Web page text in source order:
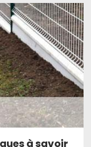
à savoir